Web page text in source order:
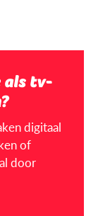
als tv-
digitaal
of